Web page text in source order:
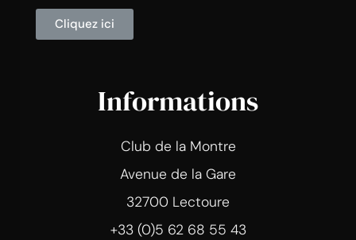
Cliquez ici
Informations
Club de la Montre
Avenue de la Gare
32700 Lectoure
+33 (0)5 62 68 55 43